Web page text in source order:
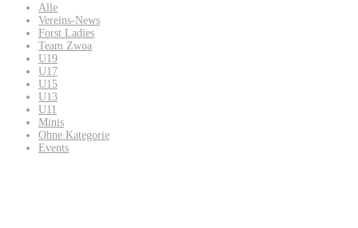
Alle
Vereins-News
Forst Ladies
Team Zwoa
U19
U17
U15
U13
U11
Minis
Ohne Kategorie
Events